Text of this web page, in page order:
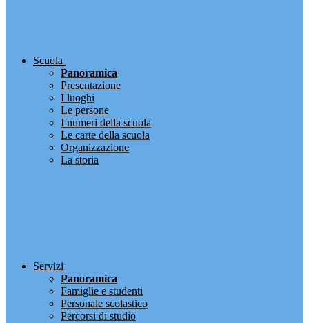
Scuola
Panoramica
Presentazione
I luoghi
Le persone
I numeri della scuola
Le carte della scuola
Organizzazione
La storia
Servizi
Panoramica
Famiglie e studenti
Personale scolastico
Percorsi di studio